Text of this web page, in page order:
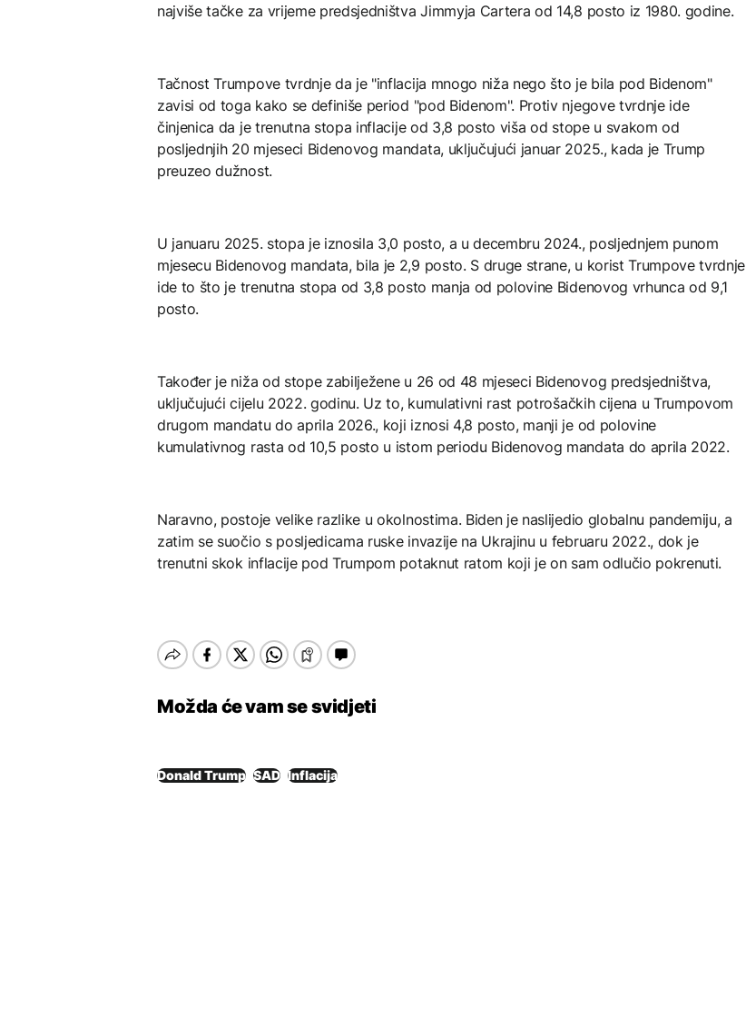
najviše tačke za vrijeme predsjedništva Jimmyja Cartera od 14,8 posto iz 1980. godine.
Tačnost Trumpove tvrdnje da je "inflacija mnogo niža nego što je bila pod Bidenom"
zavisi od toga kako se definiše period "pod Bidenom". Protiv njegove tvrdnje ide
činjenica da je trenutna stopa inflacije od 3,8 posto viša od stope u svakom od
posljednjih 20 mjeseci Bidenovog mandata, uključujući januar 2025., kada je Trump
preuzeo dužnost.
U januaru 2025. stopa je iznosila 3,0 posto, a u decembru 2024., posljednjem punom
mjesecu Bidenovog mandata, bila je 2,9 posto. S druge strane, u korist Trumpove tvrdnje
ide to što je trenutna stopa od 3,8 posto manja od polovine Bidenovog vrhunca od 9,1
posto.
Također je niža od stope zabilježene u 26 od 48 mjeseci Bidenovog predsjedništva,
uključujući cijelu 2022. godinu. Uz to, kumulativni rast potrošačkih cijena u Trumpovom
drugom mandatu do aprila 2026., koji iznosi 4,8 posto, manji je od polovine
kumulativnog rasta od 10,5 posto u istom periodu Bidenovog mandata do aprila 2022.
Naravno, postoje velike razlike u okolnostima. Biden je naslijedio globalnu pandemiju, a
zatim se suočio s posljedicama ruske invazije na Ukrajinu u februaru 2022., dok je
trenutni skok inflacije pod Trumpom potaknut ratom koji je on sam odlučio pokrenuti.
Možda će vam se svidjeti
Donald Trump SAD Inflacija